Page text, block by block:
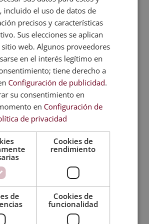
profesionales del
SAP Especialista en
MM – SD
formados en esta área
su actividad en puestos
en logística.
en módulo MM.
en módulo SD.
apoyo en sistemas SAP.
en departamentos de
y ventas.
en implantación y gestión de
incluido el uso de datos de
precisos y características
Sus elecciones se aplican
sitio web. Algunos proveedores
en el interés legítimo en
tiene derecho a
Configuración de publicidad.
su consentimiento en
en Configuración de
de privacidad
Cookies de
rendimiento
de
Cookies de
funcionalidad